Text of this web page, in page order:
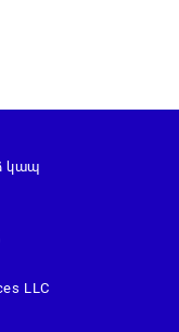
LLC
կապ